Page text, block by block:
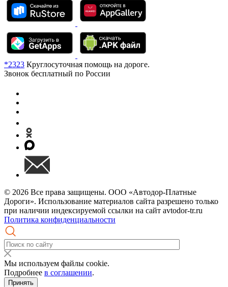
*2323 Круглосуточная помощь на дороге.
Звонок бесплатный по России
© 2026 Все права защищены. ООО «Автодор-Платные
Дороги». Использование материалов сайта разрешено только
при наличии индексируемой ссылки на сайт avtodor-tr.ru
Политика конфиденциальности
Мы используем файлы cookie.
Подробнее в соглашении.
Принять